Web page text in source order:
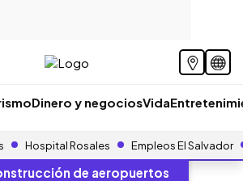
Dinero y negociosVida
Hospital Rosales Empleos El Salvador
de aeropuertos